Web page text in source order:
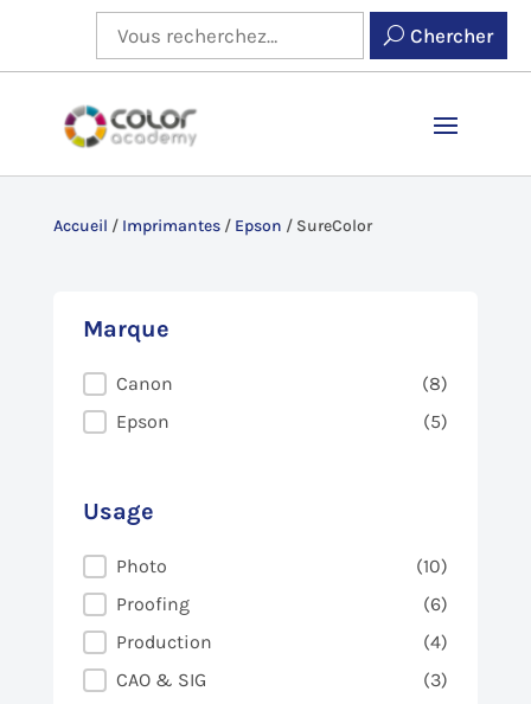
Chercher
Accueil / Imprimantes/ Epson / SureColor
Marque
Marque
Canon
(8)
Epson
(5)
Usage
Usage
Photo
(10)
Proofing
(6)
Production
(4)
CAO & SIG
(3)